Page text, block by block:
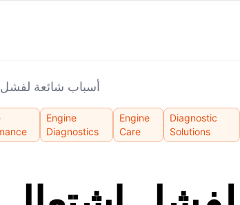
أسباب شائعة
Engine
Diagnostics
Engine
Care
Diagnostic
Solutions